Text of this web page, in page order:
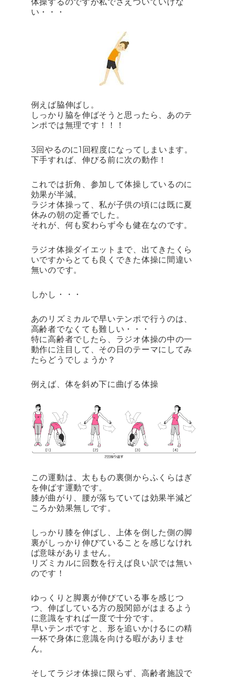
い・・・
例えば脇伸ばし。
しっかり脇を伸ばそうと思ったら、あのテ
ンポでは無理です！！！
3回やるのに1回程度になってしまいます。
下手すれば、伸びる前に次の動作！
これでは折角、参加して体操しているのに
効果が半減。
ラジオ体操って、私が子供の頃には既に夏
休みの朝の定番でした。
それが、何も変わらず今も健在なのです。
ラジオ体操ダイエットまで、出てきたくら
いですからとても良くできた体操に間違い
無いのです。
しかし・・・
あのリズミカルで早いテンポで行うのは、
高齢者でなくても難しい・・・
特に高齢者でしたら、ラジオ体操の中の一
動作に注目して、その日のテーマにしてみ
たらどうでしょうか？
例えば、体を斜め下に曲げる体操
この運動は、太ももの裏側からふくらはぎ
を伸ばす運動です。
膝が曲がり、腰が落ちていては効果半減ど
ころか効果無しです。
しっかり膝を伸ばし、上体を倒した側の脚
裏がしっかり伸びていることを感じなけれ
ば意味がありません。
リズミカルに回数を行えば良い訳では無い
のです！
ゆっくりと脚裏が伸びている事を感じつ
つ、伸ばしている方の股関節がはまるよう
に意識をすれば一度で十分です。
早いテンポですと、形を追いかけるにの精
一杯で身体に意識を向ける暇がありませ
ん。
そしてラジオ体操に限らず、高齢者施設で